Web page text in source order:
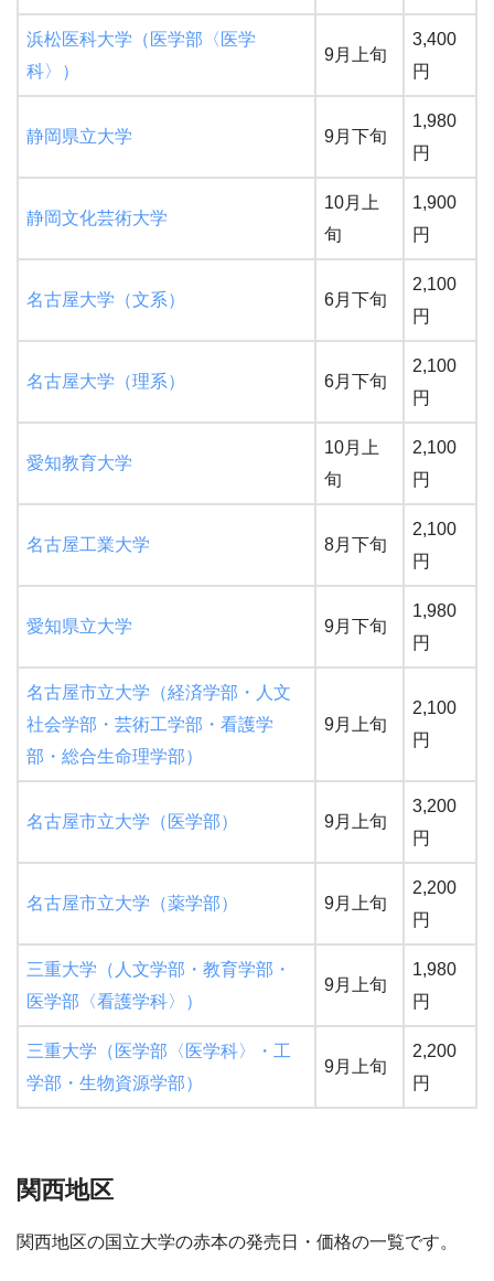
浜松医科大学（医学部〈医学
科〉）
9月上旬
3,400
円
静岡県立大学 9月下旬
1,980
円
静岡文化芸術大学
10月上
旬
1,900
円
名古屋大学（文系） 6月下旬
2,100
円
名古屋大学（理系） 6月下旬
2,100
円
愛知教育大学
10月上
旬
2,100
円
名古屋工業大学 8月下旬
2,100
円
愛知県立大学 9月下旬
1,980
円
名古屋市立大学（経済学部・人文
社会学部・芸術工学部・看護学
部・総合生命理学部）
9月上旬
2,100
円
名古屋市立大学（医学部） 9月上旬
3,200
円
名古屋市立大学（薬学部） 9月上旬
2,200
円
三重大学（人文学部・教育学部・
医学部〈看護学科〉）
9月上旬
1,980
円
三重大学（医学部〈医学科〉・工
学部・生物資源学部）
9月上旬
2,200
円
関西地区
関西地区の国立大学の赤本の発売日・価格の一覧です。